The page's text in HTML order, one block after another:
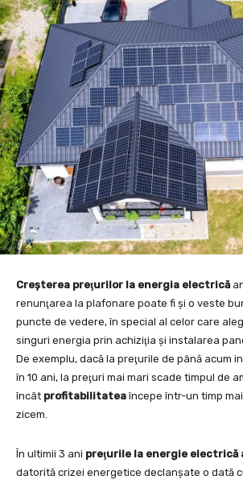
Creşterea preţurilor la energia electrică
renunţarea la plafonare poate fi şi o veste
puncte de vedere, în special al celor care
singuri energia prin achiziţia şi instalarea
De exemplu, dacă la preţurile de până acum
în 10 ani, la preţuri mai mari scade timpul de
încât profitabilitateaîncepe într-un timp
zicem.
În ultimii 3 ani preţurile la energie
datorită crizei energetice declanşate o dată